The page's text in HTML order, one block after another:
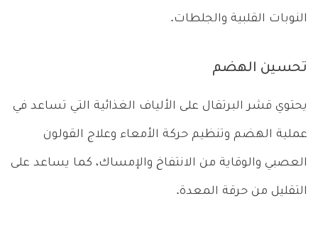
النوبات القلبية والجلطات.
تحسين الهضم
يحتوي قشر البرتقال على الألياف الغذائية التي تساعد في
عملية الهضم وتنظيم حركة الأمعاء وعلاج القولون
العصبي والوقاية من الانتفاخ والإمساك، كما يساعد على
التقليل من حرقة المعدة.